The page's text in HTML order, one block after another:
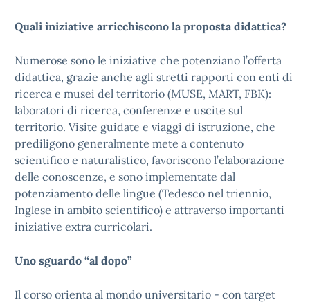
Quali iniziative arricchiscono la proposta didattica?
Numerose sono le iniziative che potenziano l’offerta
didattica, grazie anche agli stretti rapporti con enti di
ricerca e musei del territorio (MUSE, MART, FBK):
laboratori di ricerca, conferenze e uscite sul
territorio. Visite guidate e viaggi di istruzione, che
prediligono generalmente mete a contenuto
scientifico e naturalistico, favoriscono l’elaborazione
delle conoscenze, e sono implementate dal
potenziamento delle lingue (Tedesco nel triennio,
Inglese in ambito scientifico) e attraverso importanti
iniziative extra curricolari.
Uno sguardo “al dopo”
Il corso orienta al mondo universitario - con target